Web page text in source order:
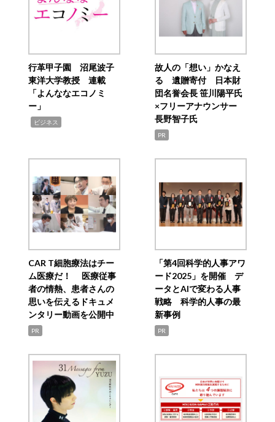
行革甲子園 沼尾波子
東洋大学教授 連載
「よんななエコノミ
ー」
ビジネス
故人の「想い」かなえ
る 遺贈寄付 日本財
団名誉会長 笹川陽平氏
×フリーアナウンサー
長野智子氏
PR
CAR T細胞療法はチー
ム医療だ！ 医療従事
者の情熱、患者さんの
思いを伝えるドキュメ
ンタリー動画を公開中
PR
「第4回科学的人事アワ
ード2025」を開催 デ
ータとAIで変わる人事
戦略 科学的人事の最
新事例
PR